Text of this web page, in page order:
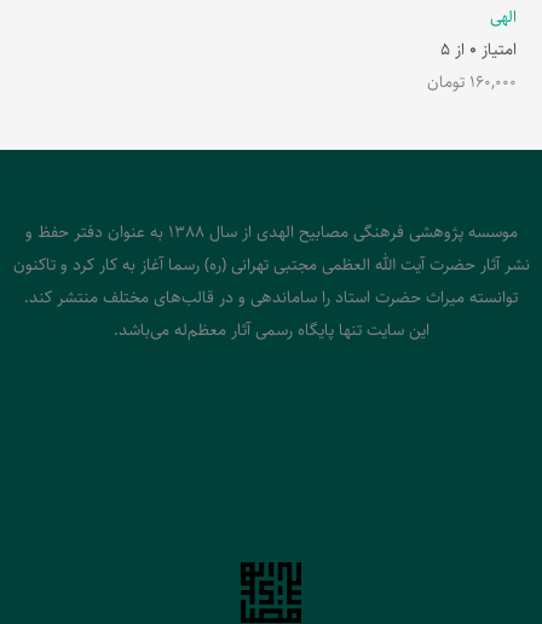
الهی
امتیاز 0 از 5
160,000 تومان
موسسه پژوهشی فرهنگی مصابیح الهدی از سال 1388 به عنوان دفتر حفظ و
نشر آثار حضرت آیت الله العظمی مجتبی تهرانی (ره) رسما آغاز به کار کرد و تاکنون
توانسته میراث حضرت استاد را ساماندهی و در قالب‌های مختلف منتشر کند.
این سایت تنها پایگاه رسمی آثار معظم‌له می‌باشد.